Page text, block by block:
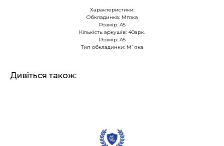
Характеристики:
Обкладинка: Мґяка
Розмір: А5
Кількість аркушів: 40арк.
Розмір: А5
Тип обкладинки: М`яка
Дивіться також: